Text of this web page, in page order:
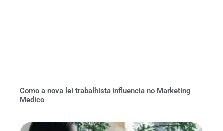
Como a nova lei trabalhista influencia no Marketing
Medico